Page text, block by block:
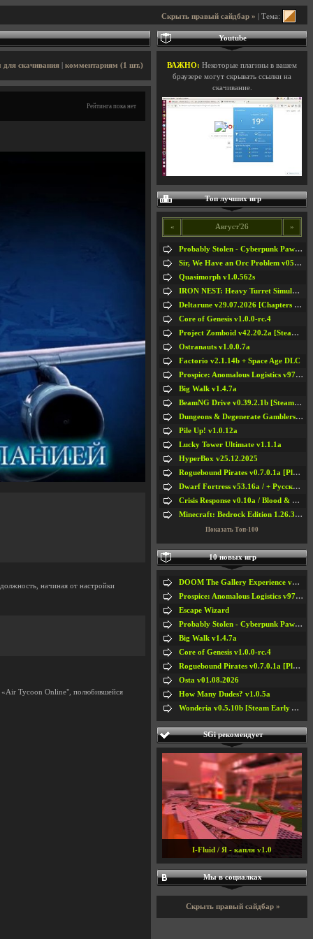
Скрыть правый сайдбар » | Тема:
для скачивания комментариям (1 шт.)
Рейтинга пока нет
начиная от настройки
«Air Tycoon Online", полюбившейся
Youtube
ВАЖНО: Некоторые плагины в вашем
браузере могут скрывать ссылки на
скачивание.
Топ лучших игр
« Август'26 »
Probably Stolen - Cyberpunk Pawnshop Simulator v048c [Playtest]
Sir, We Have an Orc Problem v05.08.2026
Quasimorph v1.0.562s
IRON NEST: Heavy Turret Simulator v1.0a
Deltarune v29.07.2026 [Chapters 1-5] / + RUS [Chapters 1-5]
Core of Genesis v1.0.0-rc.4
Project Zomboid v42.20.2a [Steam Early Access]
Ostranauts v1.0.0.7a
Factorio v2.1.14b + Space Age DLC
Prospice: Anomalous Logistics v97 [Playtest]
Big Walk v1.4.7a
BeamNG Drive v0.39.2.1b [Steam Early Access]
Dungeons & Degenerate Gamblers v2.0.2a
Pile Up! v1.0.12a
Lucky Tower Ultimate v1.1.1a
HyperBox v25.12.2025
Roguebound Pirates v0.7.0.1a [Playtest]
Dwarf Fortress v53.16a / + Русская Версия v50.12a
Crisis Response v0.10a / Blood & Bullet
Minecraft: Bedrock Edition 1.26.33.1a / + TLauncher v2.89
Показать Топ-100
10 новых игр
DOOM The Gallery Experience v1.4.2
Prospice: Anomalous Logistics v97 [Playtest]
Escape Wizard
Probably Stolen - Cyberpunk Pawnshop Simulator v048c [Playtest]
Big Walk v1.4.7a
Core of Genesis v1.0.0-rc.4
Roguebound Pirates v0.7.0.1a [Playtest]
Osta v01.08.2026
How Many Dudes? v1.0.5a
Wonderia v0.5.10b [Steam Early Access]
SGi рекомендует
I-Fluid / Я - капля v1.0
Мы в социалках
Скрыть правый сайдбар »